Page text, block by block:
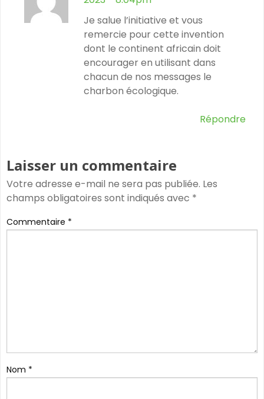
Je salue l’initiative et vous
remercie pour cette invention
dont le continent africain doit
encourager en utilisant dans
chacun de nos messages le
charbon écologique.
Répondre
Laisser un commentaire
Votre adresse e-mail ne sera pas publiée. Les
champs obligatoires sont indiqués avec *
Commentaire *
Nom *